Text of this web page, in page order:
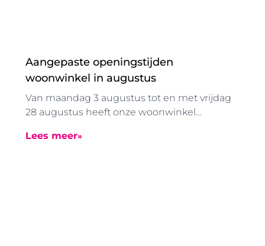
Aangepaste openingstijden
woonwinkel in augustus
Van maandag 3 augustus tot en met vrijdag
28 augustus heeft onze woonwinkel
openingstijden. De woonwinkel is in deze
Lees meer